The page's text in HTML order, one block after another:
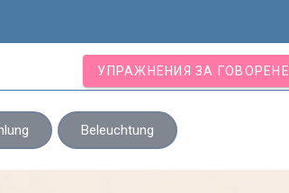
УПРАЖНЕНИЯ ЗА ГОВОРЕНЕ
Beleuchtung